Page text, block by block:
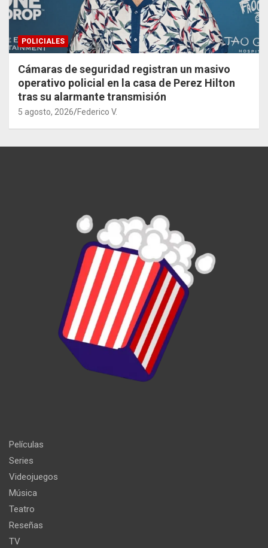
POLICIALES
Cámaras de seguridad registran un masivo
operativo policial en la casa de Perez Hilton
tras su alarmante transmisión
5 agosto, 2026 Federico V.
Películas
Series
Videojuegos
Música
Teatro
Reseñas
TV